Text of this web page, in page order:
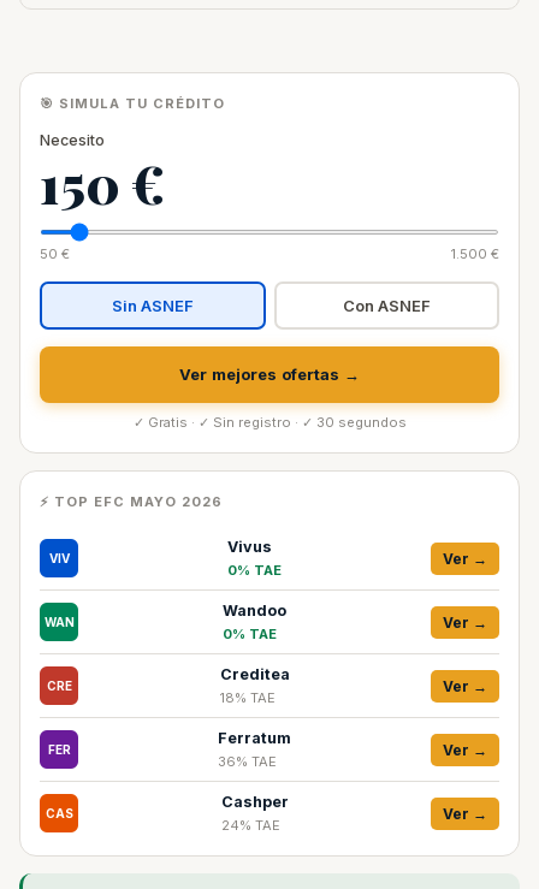
🎯 SIMULA TU CRÉDITO
Necesito
150 €
50 € 1.500 €
Sin ASNEF Con ASNEF
Ver mejores ofertas →
✓ Gratis · ✓ Sin registro · ✓ 30 segundos
⚡ TOP EFC MAYO 2026
VIV
Vivus
0% TAE
Ver →
WAN
Wandoo
0% TAE
Ver →
CRE
Creditea
18% TAE
Ver →
FER
Ferratum
36% TAE
Ver →
CAS
Cashper
24% TAE
Ver →